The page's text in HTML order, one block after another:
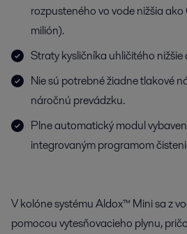
rozpusteného vo vode nižšia
milión).
Straty kysličníka uhličitého nižšie
Nie sú potrebné žiadne tlakové
náročnú prevádzku.
Plne automatický modul
integrovaným programom
V kolóne systému Aldox™ Mini sa z
pomocou vytesňovacieho plynu,